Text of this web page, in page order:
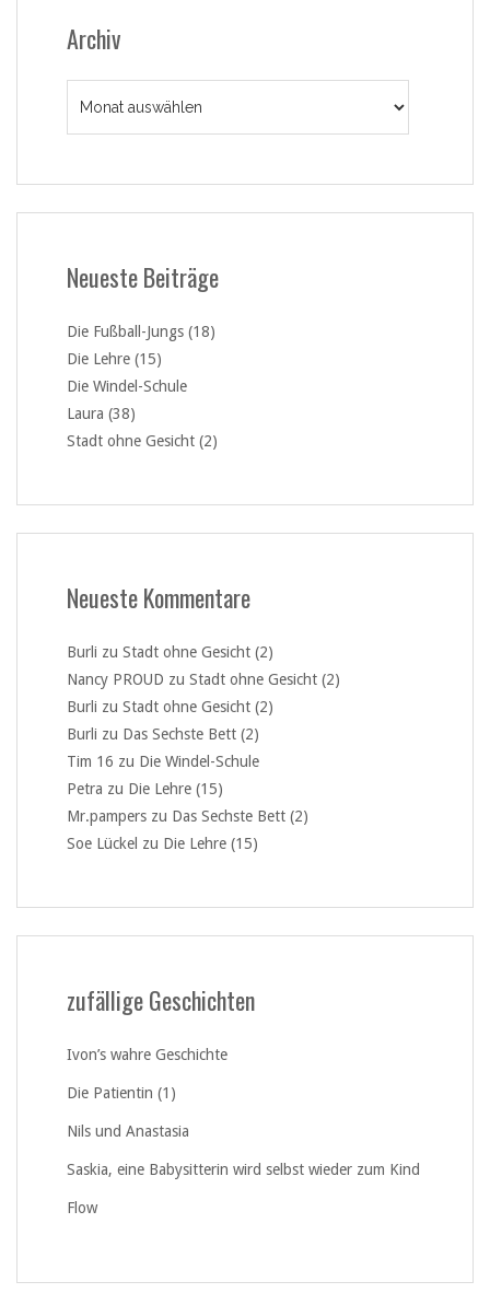
Archiv
Neueste Beiträge
Die Fußball-Jungs (18)
Die Lehre (15)
Die Windel-Schule
Laura (38)
Stadt ohne Gesicht (2)
Neueste Kommentare
Burli zu Stadt ohne Gesicht (2)
Nancy PROUD zu Stadt ohne Gesicht (2)
Burli zu Stadt ohne Gesicht (2)
Burli zu Das Sechste Bett (2)
Tim 16 zu Die Windel-Schule
Petra zu Die Lehre (15)
Mr.pampers zu Das Sechste Bett (2)
Soe Lückel zu Die Lehre (15)
zufällige Geschichten
Ivon’s wahre Geschichte
Die Patientin (1)
Nils und Anastasia
Saskia, eine Babysitterin wird selbst wieder zum Kind
Flow